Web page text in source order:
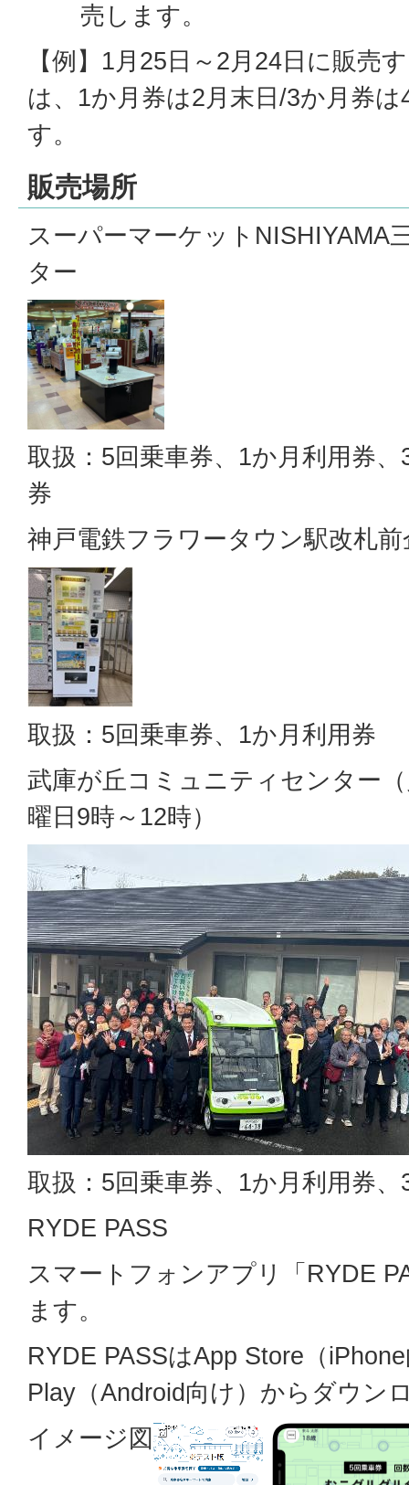
売します。
【例】1月25日～2月24日に販売
は、1か月券は2月末日/3か月券
す。
販売場所
スーパーマーケットNISHIYAMA
ター
取扱：5回乗車券、1か月利用券
券
神戸電鉄フラワータウン駅改札
取扱：5回乗車券、1か月利用券
武庫が丘コミュニティセンター
曜日9時～12時）
取扱：5回乗車券、1か月利用券
RYDE PASS
スマートフォンアプリ「RYDE
ます。
RYDE PASSはApp Store（
Play（Android向け）からダウン
イメージ図